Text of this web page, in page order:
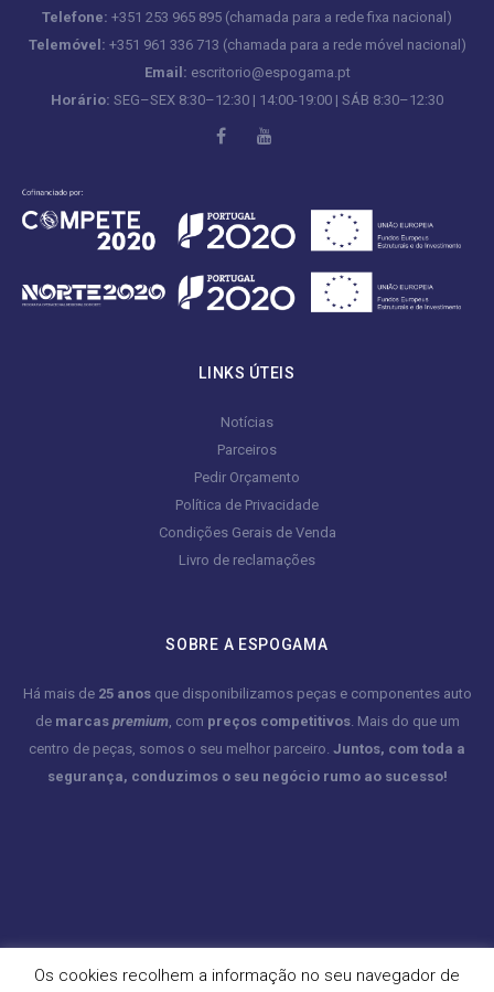
Telefone: +351 253 965 895 (chamada para a rede fixa nacional)
Telemóvel: +351 961 336 713 (chamada para a rede móvel nacional)
Email: escritorio@espogama.pt
Horário: SEG–SEX 8:30–12:30 | 14:00-19:00 | SÁB 8:30–12:30
LINKS ÚTEIS
Notícias
Parceiros
Pedir Orçamento
Política de Privacidade
Condições Gerais de Venda
Livro de reclamações
SOBRE A ESPOGAMA
Há mais de 25 anosque disponibilizamos peças e componentes auto
de marcas premium, com preços competitivos. Mais do que um
centro de peças, somos o seu melhor parceiro. Juntos, com toda a
segurança, conduzimos o seu negócio rumo ao sucesso!
Os cookies recolhem a informação no seu navegador de